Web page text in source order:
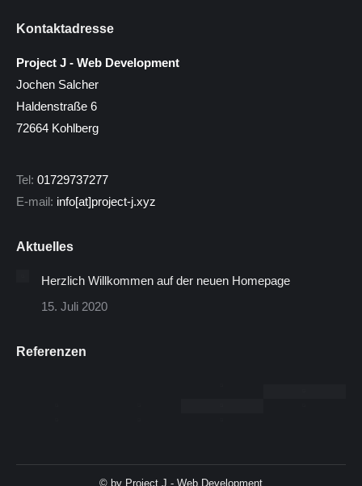
Kontaktadresse
Project J - Web Development
Jochen Salcher
Haldenstraße 6
72664 Kohlberg
Tel: 01729737277
E-mail: info[at]project-j.xyz
Aktuelles
Herzlich Willkommen auf der neuen Homepage
15. Juli 2020
Referenzen
© by Project J - Web Development